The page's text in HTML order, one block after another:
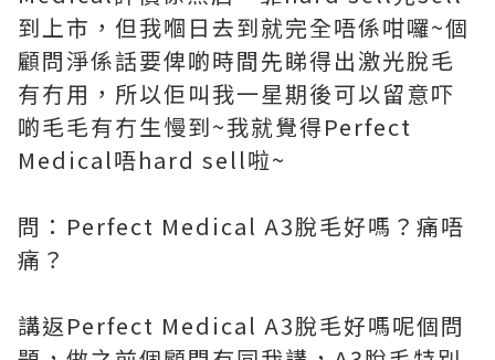
到上市，但我嗰日去到就完全唔係咁囉~個
顧問淨係話要俾啲時間先睇得出激光脫毛
有冇用，所以佢叫我一星期後可以留意吓
啲毛毛有冇生慢到~我就覺得Perfect
Medical唔hard sell啦~
問：Perfect Medical A3脫毛好嗎？痛唔
痛？
講返Perfect Medical A3脫毛好嗎呢個問